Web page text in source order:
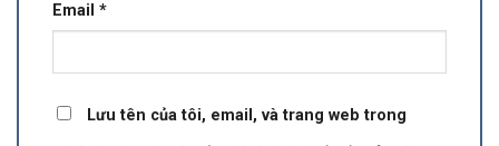
Email *
Lưu tên của tôi, email, và trang web trong